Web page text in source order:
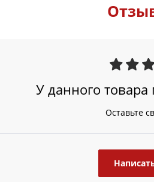
У данного товара
Оставьте